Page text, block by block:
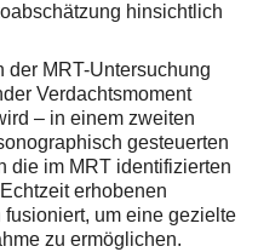
hinsichtlich
der MRT-Untersuchung
Verdachtsmoment
– in einem zweiten
gesteuerten
die im MRT identifizierten
erhobenen
um eine gezielte
zu ermöglichen.